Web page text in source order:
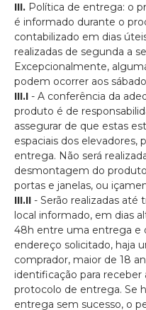
III. Política de entrega: o
é informado durante o
contabilizado em dias
realizadas de segunda a
Excepcionalmente,
podem ocorrer aos
III.I - A conferência da
produto é de
assegurar de que estas
espaciais dos elevadores,
entrega. Não será
desmontagem do
portas e janelas, ou
III.II - Serão realizadas
local informado, em dias
48h entre uma entrega e
endereço solicitado, haja
comprador, maior de 18
identificação para receber
protocolo de entrega. Se
entrega sem sucesso, o